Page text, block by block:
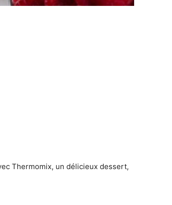
Thermomix, un délicieux dessert,